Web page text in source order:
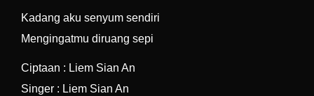
Kadang aku senyum sendiri
Mengingatmu diruang sepi
Ciptaan : Liem Sian An
Singer : Liem Sian An